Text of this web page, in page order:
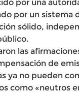
por una
por un sistema
sólido,
las
de
ya no pueden
como «neutros